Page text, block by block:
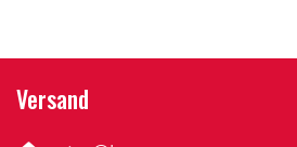
Versand